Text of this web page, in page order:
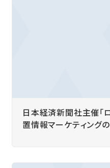
日本経済新聞社主催「
置情報マーケティング